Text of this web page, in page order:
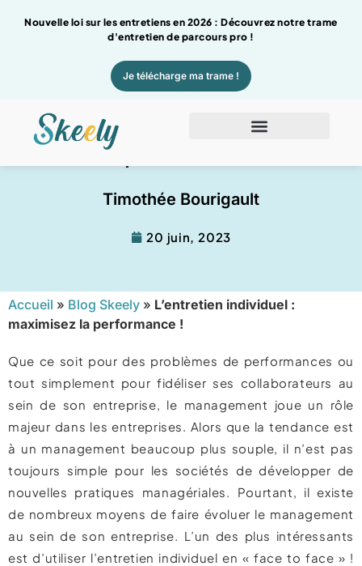
Nouvelle loi sur les entretiens en 2026 : Découvrez notre trame
d'entretien de parcours pro !
Je télécharge ma trame !
L’entretien individuel : maximisez la
Timothée Bourigault
20 juin, 2023
Accueil » Blog Skeely » L’entretien individuel :
maximisez la performance !
Que ce soit pour des problèmes de performances ou
tout simplement pour fidéliser ses collaborateurs au
sein de son entreprise, le management joue un rôle
majeur dans les entreprises. Alors que la tendance est
à un management beaucoup plus souple, il n’est pas
toujours simple pour les sociétés de développer de
nouvelles pratiques managériales. Pourtant, il existe
de nombreux moyens de faire évoluer le management
au sein de son entreprise. L’un des plus intéressants
est d’utiliser l’entretien individuel en « face to face » !